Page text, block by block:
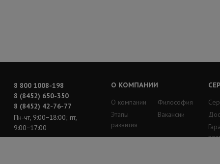
8 800 1008-198
8 (8452) 650-350
8 (8452) 42-76-77
Пн-чт, 9:00−18:00; пт,
9:00−17:00
О КОМПАНИИ
О компании
Этапы
развития
Философия
Вакансии